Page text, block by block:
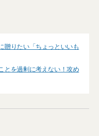
贈りたい「ちょっといいも
とを過剰に考えない！攻め